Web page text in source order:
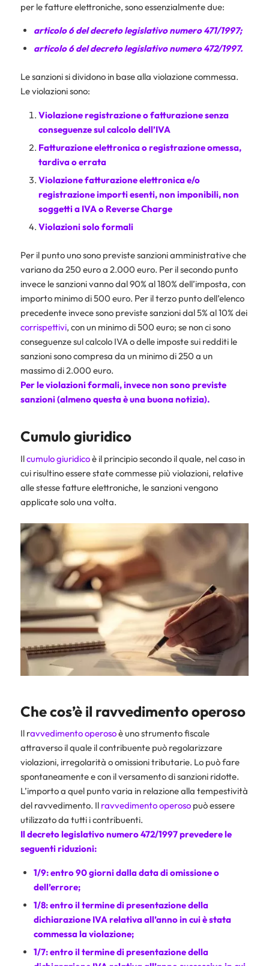
per le fatture elettroniche, sono essenzialmente due:
articolo 6 del decreto legislativo numero 471/1997;
articolo 6 del decreto legislativo numero 472/1997.
Le sanzioni si dividono in base alla violazione commessa.
Le violazioni sono:
Violazione registrazione o fatturazione senza
conseguenze sul calcolo dell’IVA
Fatturazione elettronica o registrazione omessa,
tardiva o errata
Violazione fatturazione elettronica e/o
registrazione importi esenti, non imponibili, non
soggetti a IVA o Reverse Charge
Violazioni solo formali
Per il punto uno sono previste sanzioni amministrative che
variano da 250 euro a 2.000 euro. Per il secondo punto
invece le sanzioni vanno dal 90% al 180% dell’imposta, con
importo minimo di 500 euro. Per il terzo punto dell’elenco
precedente invece sono previste sanzioni dal 5% al 10% dei
corrispettivi, con un minimo di 500 euro; se non ci sono
conseguenze sul calcolo IVA o delle imposte sui redditi le
sanzioni sono compresa da un minimo di 250 a un
massimo di 2.000 euro.
Per le violazioni formali, invece non sono previste
sanzioni (almeno questa è una buona notizia).
Cumulo giuridico
Ilcumulo giuridicoè il principio secondo il quale, nel caso in
cui risultino essere state commesse più violazioni, relative
alle stesse fatture elettroniche, le sanzioni vengono
applicate solo una volta.
Che cos’è il ravvedimento operoso
Il ravvedimento operosoè uno strumento fiscale
attraverso il quale il contribuente può regolarizzare
violazioni, irregolarità o omissioni tributarie. Lo può fare
spontaneamente e con il versamento di sanzioni ridotte.
L’importo a quel punto varia in relazione alla tempestività
del ravvedimento. Il ravvedimento operosopuò essere
utilizzato da tutti i contribuenti.
Il decreto legislativo numero 472/1997 prevedere le
seguenti riduzioni:
1/9: entro 90 giorni dalla data di omissione o
dell’errore;
1/8: entro il termine di presentazione della
dichiarazione IVArelativa all’anno in cui è stata
commessa la violazione;
1/7: entro il termine di presentazione della